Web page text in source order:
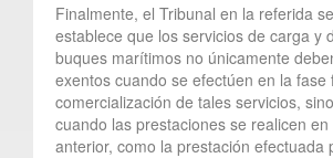
Finalmente, el Tribunal en la referida
establece que los servicios de carga y
buques marítimos no únicamente
exentos cuando se efectúen en la fase
comercialización de tales servicios,
cuando las prestaciones se realicen en
anterior, como la prestación efectuada